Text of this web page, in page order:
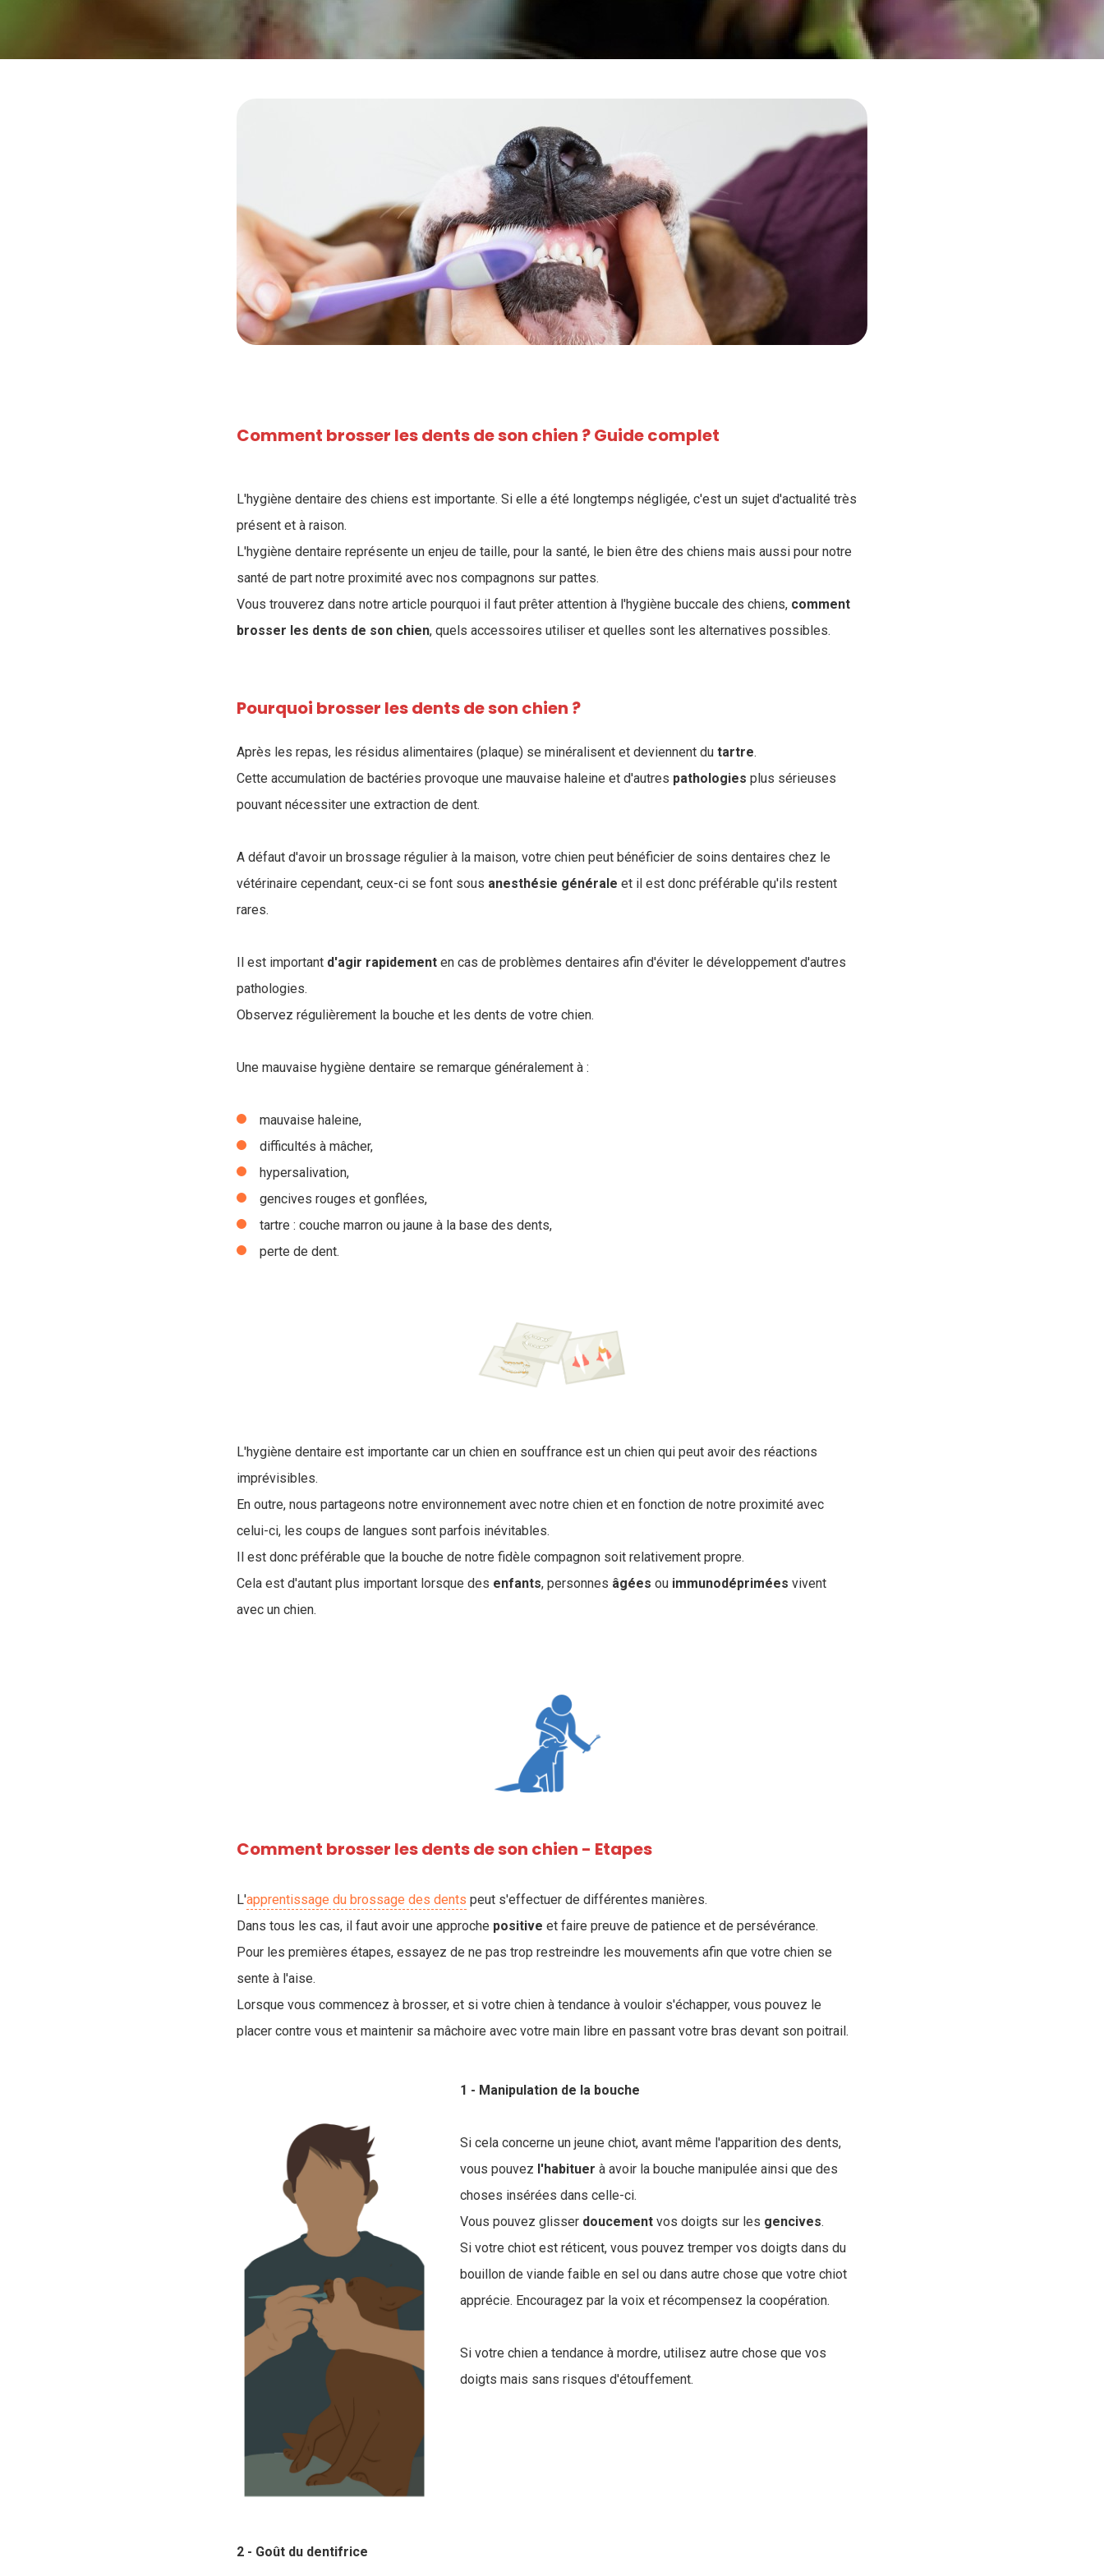
Comment brosser les dents de son chien ? Guide complet
L'hygiène dentaire des chiens est importante. Si elle a été longtemps négligée, c'est un sujet d'actualité très
présent et à raison.
L'hygiène dentaire représente un enjeu de taille, pour la santé, le bien être des chiens mais aussi pour notre
santé de part notre proximité avec nos compagnons sur pattes.
Vous trouverez dans notre article pourquoi il faut prêter attention à l'hygiène buccale des chiens, comment
brosser les dents de son chien, quels accessoires utiliser et quelles sont les alternatives possibles.
Pourquoi brosser les dents de son chien ?
Après les repas, les résidus alimentaires (plaque) se minéralisent et deviennent du tartre.
Cette accumulation de bactéries provoque une mauvaise haleine et d'autres pathologies plus sérieuses
pouvant nécessiter une extraction de dent.
A défaut d'avoir un brossage régulier à la maison, votre chien peut bénéficier de soins dentaires chez le
vétérinaire cependant, ceux-ci se font sous anesthésie générale et il est donc préférable qu'ils restent
rares.
Il est important d'agir rapidement en cas de problèmes dentaires afin d'éviter le développement d'autres
pathologies.
Observez régulièrement la bouche et les dents de votre chien.
Une mauvaise hygiène dentaire se remarque généralement à :
mauvaise haleine,
difficultés à mâcher,
hypersalivation,
gencives rouges et gonflées,
tartre : couche marron ou jaune à la base des dents,
perte de dent.
L'hygiène dentaire est importante car un chien en souffrance est un chien qui peut avoir des réactions
imprévisibles.
En outre, nous partageons notre environnement avec notre chien et en fonction de notre proximité avec
celui-ci, les coups de langues sont parfois inévitables.
Il est donc préférable que la bouche de notre fidèle compagnon soit relativement propre.
Cela est d'autant plus important lorsque des enfants, personnes âgées ou immunodéprimées vivent
avec un chien.
Comment brosser les dents de son chien - Etapes
L'apprentissage du brossage des dents peut s'effectuer de différentes manières.
Dans tous les cas, il faut avoir une approche positive et faire preuve de patience et de persévérance.
Pour les premières étapes, essayez de ne pas trop restreindre les mouvements afin que votre chien se
sente à l'aise.
Lorsque vous commencez à brosser, et si votre chien à tendance à vouloir s'échapper, vous pouvez le
placer contre vous et maintenir sa mâchoire avec votre main libre en passant votre bras devant son poitrail.
1 - Manipulation de la bouche
Si cela concerne un jeune chiot, avant même l'apparition des dents,
vous pouvez l'habituer à avoir la bouche manipulée ainsi que des
choses insérées dans celle-ci.
Vous pouvez glisser doucement vos doigts sur les gencives.
Si votre chiot est réticent, vous pouvez tremper vos doigts dans du
bouillon de viande faible en sel ou dans autre chose que votre chiot
apprécie. Encouragez par la voix et récompensez la coopération.
Si votre chien a tendance à mordre, utilisez autre chose que vos
doigts mais sans risques d'étouffement.
2 - Goût du dentifrice